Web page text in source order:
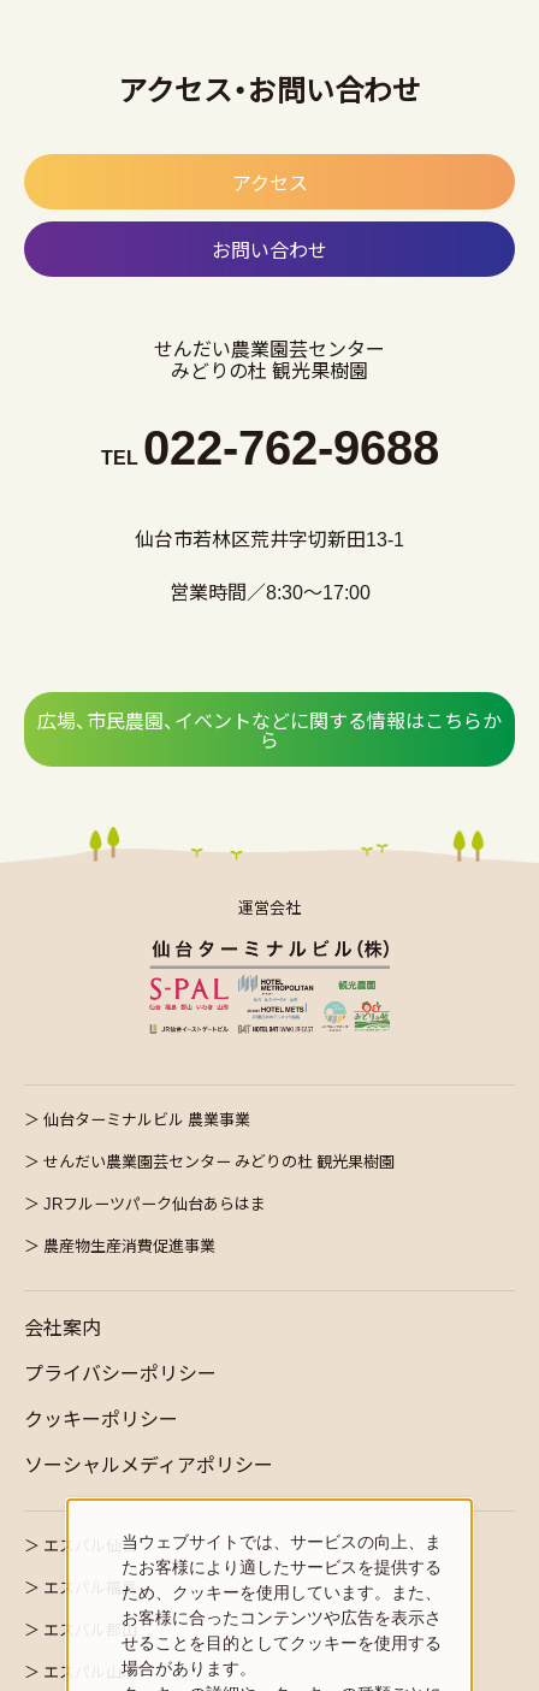
アクセス・お問い合わせ
アクセス
お問い合わせ
せんだい農業園芸センター
みどりの杜 観光果樹園
TEL 022-762-9688
仙台市若林区荒井字切新田13-1
営業時間／8:30～17:00
広場、市民農園、イベントなどに関する情報はこちらか
ら
運営会社
仙台ターミナルビル 農業事業
せんだい農業園芸センター みどりの杜 観光果樹園
JRフルーツパーク仙台あらはま
農産物生産消費促進事業
会社案内
プライバシーポリシー
クッキーポリシー
ソーシャルメディアポリシー
エスパル仙台
エスパル福島
エスパル郡山
エスパル山形
当ウェブサイトでは、サービスの向上、ま
たお客様により適したサービスを提供する
ため、クッキーを使用しています。また、
お客様に合ったコンテンツや広告を表示さ
せることを目的としてクッキーを使用する
場合があります。